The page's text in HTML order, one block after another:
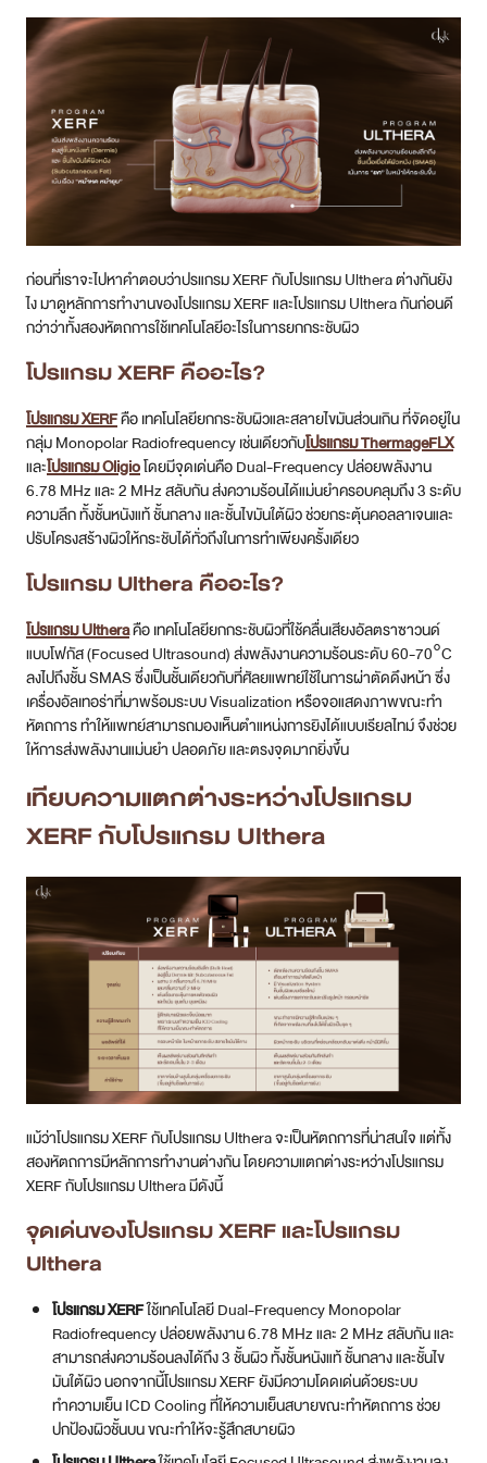
ก่อนที่เราจะไปหาคำตอบว่าปรแกรม XERF กับโปรแกรม Ulthera ต่างกันยัง
ไง มาดูหลักการทำงานของโปรแกรม XERF และโปรแกรม Ulthera กันก่อนดี
กว่าว่าทั้งสองหัตถการใช้เทคโนโลยีอะไรในการยกกระชับผิว
โปรแกรม XERF คืออะไร?
โปรแกรม XERFคือ เทคโนโลยียกกระชับผิวและสลายไขมันส่วนเกิน ที่จัดอยู่ใน
กลุ่ม Monopolar Radiofrequency เช่นเดียวกับโปรแกรม ThermageFLX
และโปรแกรม Oligioโดยมีจุดเด่นคือ Dual-Frequency ปล่อยพลังงาน
6.78 MHz และ 2 MHz สลับกัน ส่งความร้อนได้แม่นยำครอบคลุมถึง 3 ระดับ
ความลึก ทั้งชั้นหนังแท้ ชั้นกลาง และชั้นไขมันใต้ผิว ช่วยกระตุ้นคอลลาเจนและ
ปรับโครงสร้างผิวให้กระชับได้ทั่วถึงในการทำเพียงครั้งเดียว
โปรแกรม Ulthera คืออะไร?
โปรแกรม Ultheraคือ เทคโนโลยียกกระชับผิวที่ใช้คลื่นเสียงอัลตราซาวนด์
แบบโฟกัส (Focused Ultrasound) ส่งพลังงานความร้อนระดับ 60-70°C
ลงไปถึงชั้น SMAS ซึ่งเป็นชั้นเดียวกับที่ศัลยแพทย์ใช้ในการผ่าตัดดึงหน้า ซึ่ง
เครื่องอัลเทอร่าที่มาพร้อมระบบ Visualization หรือจอแสดงภาพขณะทำ
หัตถการ ทำให้แพทย์สามารถมองเห็นตำแหน่งการยิงได้แบบเรียลไทม์ จึงช่วย
ให้การส่งพลังงานแม่นยำ ปลอดภัย และตรงจุดมากยิ่งขึ้น
เทียบความแตกต่างระหว่างโปรแกรม
XERF กับโปรแกรม Ulthera
แม้ว่าโปรแกรม XERF กับโปรแกรม Ulthera จะเป็นหัตถการที่น่าสนใจ แต่ทั้ง
สองหัตถการมีหลักการทำงานต่างกัน โดยความแตกต่างระหว่างโปรแกรม
XERF กับโปรแกรม Ulthera มีดังนี้
จุดเด่นของโปรแกรม XERF และโปรแกรม
Ulthera
โปรแกรม XERFใช้เทคโนโลยี Dual-Frequency Monopolar
Radiofrequency ปล่อยพลังงาน 6.78 MHz และ 2 MHz สลับกัน และ
สามารถส่งความร้อนลงได้ถึง 3 ชั้นผิว ทั้งชั้นหนังแท้ ชั้นกลาง และชั้นไข
มันใต้ผิว นอกจากนี้โปรแกรม XERF ยังมีความโดดเด่นด้วยระบบ
ทำความเย็น ICD Cooling ที่ให้ความเย็นสบายขณะทำหัตถการ ช่วย
ปกป้องผิวชั้นบน ขณะทำให้จะรู้สึกสบายผิว